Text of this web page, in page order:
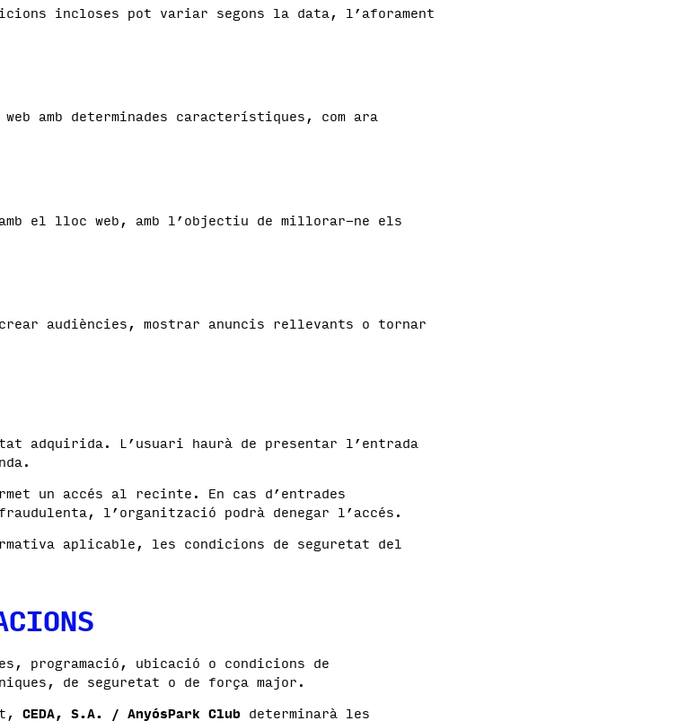
incloses pot variar segons la data, l’aforament
amb determinades característiques, com ara
el lloc web, amb l’objectiu de millorar-ne els
audiències, mostrar anuncis rellevants o tornar
adquirida. L’usuari haurà de presentar l’entrada
un accés al recinte. En cas d’entrades
l’organització podrà denegar l’accés.
aplicable, les condicions de seguretat del
programació, ubicació o condicions de
de seguretat o de força major.
CEDA, S.A. / AnyósPark Club determinarà les